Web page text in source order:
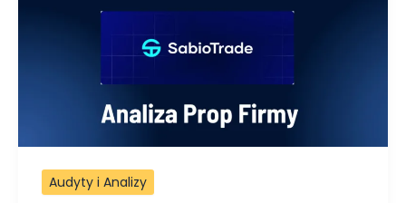
Audyty i Analizy